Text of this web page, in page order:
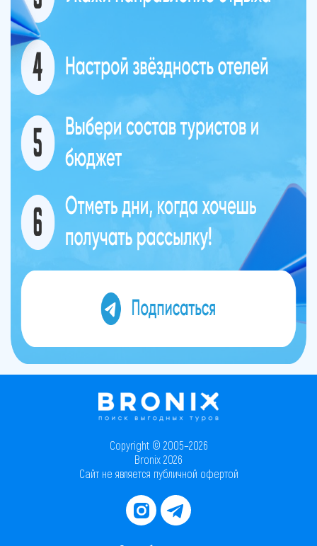
Copyright © 2005–2026
Bronix 2026
Сайт не является публичной офертой